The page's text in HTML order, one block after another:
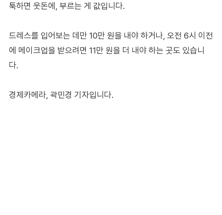
툭하면 웃돈에, 부르는 게 값입니다.
드레스를 입어보는 데만 10만 원을 내야 하거나, 오전 6시 이전
에 메이크업을 받으려면 11만 원을 더 내야 하는 곳도 있습니
다.
경제카메라, 곽민경 기자입니다.